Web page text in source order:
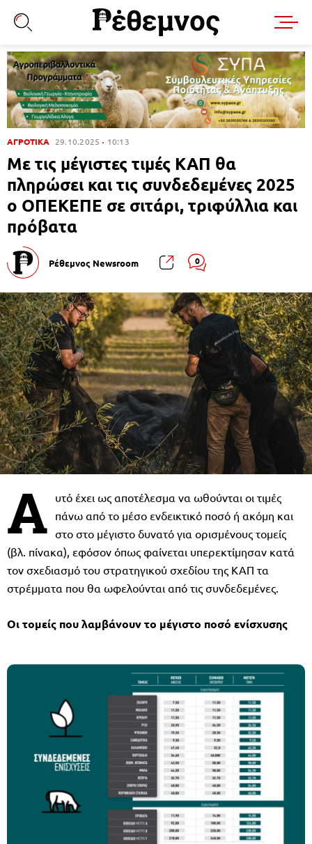
ΑΓΡΟΤΙΚΑ 29.10.2025 10:13
Με τις μέγιστες τιμές ΚΑΠ θα
πληρώσει και τις συνδεδεμένες 2025
ο ΟΠΕΚΕΠΕ σε σιτάρι, τριφύλλια και
πρόβατα
Ρέθεμνος Newsroom 0
Α υτό έχει ως αποτέλεσµα να ωθούνται οι τιµές
πάνω από το µέσο ενδεικτικό ποσό ή ακόµη και
στο στο µέγιστο δυνατό για ορισµένους τοµείς
(βλ. πίνακα), εφόσον όπως φαίνεται υπερεκτίµησαν κατά
τον σχεδιασµό του στρατηγικού σχεδίου της ΚΑΠ τα
στρέµµατα που θα ωφελούνται από τις συνδεδεµένες.
Οι τοµείς που λαµβάνουν το µέγιστο ποσό ενίσχυσης